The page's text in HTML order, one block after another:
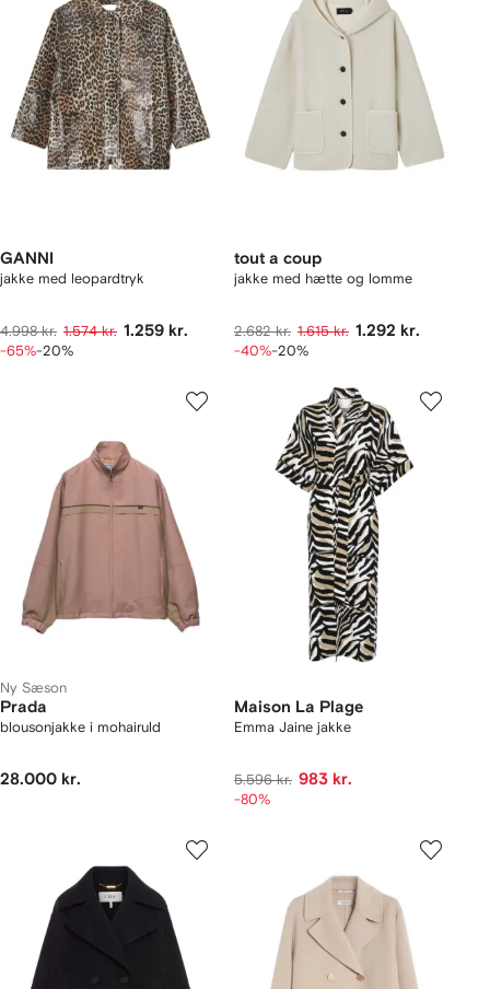
GANNI
jakke med leopardtryk
4.998 kr. 1.574 kr. 1.259 kr.
-65%-20%
tout a coup
jakke med hætte og lomme
2.682 kr. 1.615 kr. 1.292 kr.
-40%-20%
Ny Sæson
Prada
blousonjakke i mohairuld
28.000 kr.
Maison La Plage
Emma Jaine jakke
5.596 kr. 983 kr.
-80%